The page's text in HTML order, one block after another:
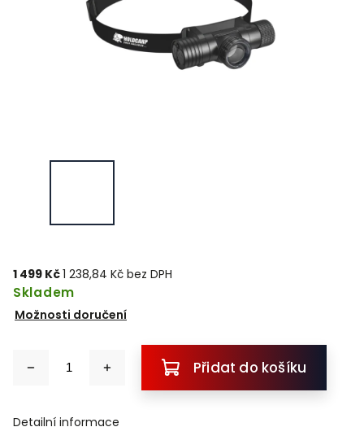
1 499 Kč1 238,84 Kč bez DPH
Skladem
Možnosti doručení
Přidat do košíku
Detailní informace